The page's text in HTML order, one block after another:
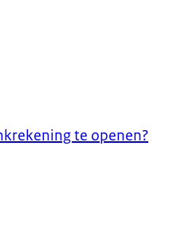
te openen?